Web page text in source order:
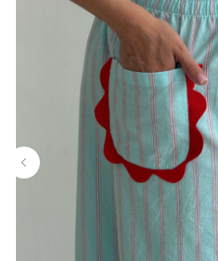
МАГАЗИНЫ
Потрогать, примерить,
ВЛЮБИТЬСЯ И КУПИТЬ
наш бренд вы можете по адресу